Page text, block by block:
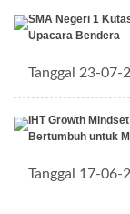
SMA Negeri 1
Upacara Bendera
Tanggal 23-07-
IHT Growth
Bertumbuh untuk
Tanggal 17-06-